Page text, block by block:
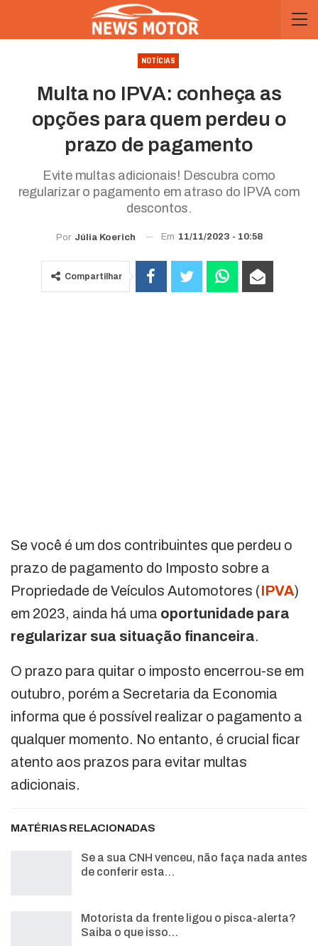
NOTÍCIAS
Multa no IPVA: conheça as
opções para quem perdeu o
prazo de pagamento
Evite multas adicionais! Descubra como
regularizar o pagamento em atraso do IPVA com
descontos.
Por Júlia Koerich Em 11/11/2023 - 10:58
Compartilhar
Se você é um dos contribuintes que perdeu o
prazo de pagamento do Imposto sobre a
Propriedade de Veículos Automotores (IPVA)
em 2023, ainda há uma oportunidade para
regularizar sua situação financeira.
O prazo para quitar o imposto encerrou-se em
outubro, porém a Secretaria da Economia
informa que é possível realizar o pagamento a
qualquer momento. No entanto, é crucial ficar
atento aos prazos para evitar multas
adicionais.
MATÉRIAS RELACIONADAS
Se a sua CNH venceu, não faça nada antes
de conferir esta…
Motorista da frente ligou o pisca-alerta?
Saiba o que isso…